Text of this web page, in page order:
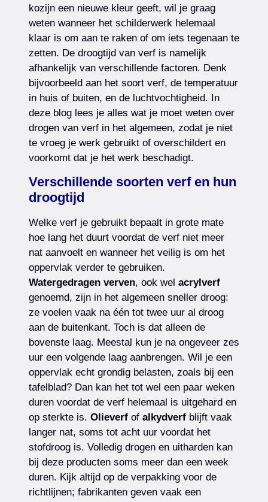
kozijn een nieuwe kleur geeft, wil je graag
weten wanneer het schilderwerk helemaal
klaar is om aan te raken of om iets tegenaan te
zetten. De droogtijd van verf is namelijk
afhankelijk van verschillende factoren. Denk
bijvoorbeeld aan het soort verf, de temperatuur
in huis of buiten, en de luchtvochtigheid. In
deze blog lees je alles wat je moet weten over
drogen van verf in het algemeen, zodat je niet
te vroeg je werk gebruikt of overschildert en
voorkomt dat je het werk beschadigt.
Verschillende soorten verf en hun
droogtijd
Welke verf je gebruikt bepaalt in grote mate
hoe lang het duurt voordat de verf niet meer
nat aanvoelt en wanneer het veilig is om het
oppervlak verder te gebruiken.
Watergedragen verven, ook wel acrylverf
genoemd, zijn in het algemeen sneller droog:
ze voelen vaak na één tot twee uur al droog
aan de buitenkant. Toch is dat alleen de
bovenste laag. Meestal kun je na ongeveer zes
uur een volgende laag aanbrengen. Wil je een
oppervlak echt grondig belasten, zoals bij een
tafelblad? Dan kan het tot wel een paar weken
duren voordat de verf helemaal is uitgehard en
op sterkte is. Olieverfof alkydverfblijft vaak
langer nat, soms tot acht uur voordat het
stofdroog is. Volledig drogen en uitharden kan
bij deze producten soms meer dan een week
duren. Kijk altijd op de verpakking voor de
richtlijnen; fabrikanten geven vaak een